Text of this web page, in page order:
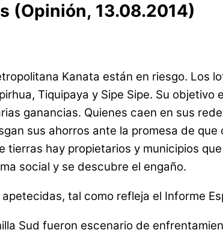
(Opinión, 13.08.2014)
Kanata están en riesgo. Los
Tiquipaya y Sipe Sipe. Su
ganancias. Quienes caen en sus
sus ahorros ante la promesa de
tierras hay propietarios y municipios
social y se descubre el engaño.
tal como refleja el Informe
Sud fueron escenario de